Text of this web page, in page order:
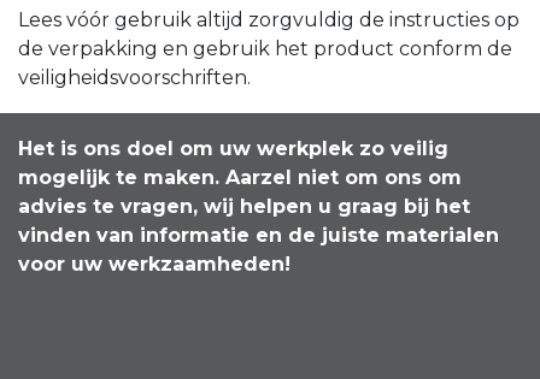
Lees vóór gebruik altijd zorgvuldig de instructies op
de verpakking en gebruik het product conform de
veiligheidsvoorschriften.
Het is ons doel om uw werkplek zo veilig
mogelijk te maken. Aarzel niet om ons om
advies te vragen, wij helpen u graag bij het
vinden van informatie en de juiste materialen
voor uw werkzaamheden!